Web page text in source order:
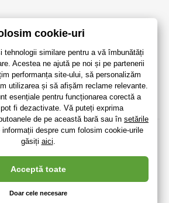
Toate drepturile rezervate
prin reCAPTCHA și se aplică
personalecompaniile Google și ale lor
eficiente de laRIESENIA